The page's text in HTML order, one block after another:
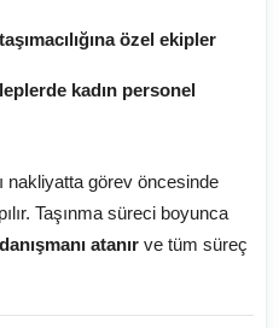
özel ekipler
kadın personel
nakliyatta görev öncesinde
Taşınma süreci boyunca
atanır ve tüm süreç